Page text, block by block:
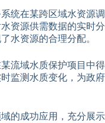
统在某跨区域水资源调
资源供需数据的实时分
水资源的合理分配。
流域水质保护项目中得
监测水质变化，为政府
的成功应用，充分展示